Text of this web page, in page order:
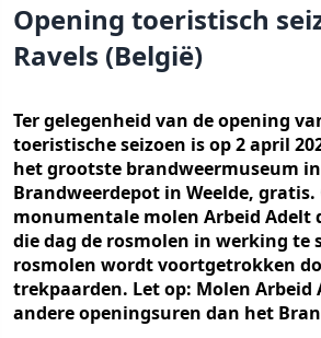
Opening toeristisch
Ravels (België)
Ter gelegenheid van de opening
toeristische seizoen is op 2 april
het grootste brandweermuseum
Brandweerdepot in Weelde, gratis.
monumentale molen Arbeid Adelt
die dag de rosmolen in werking te
rosmolen wordt voortgetrokken
trekpaarden. Let op: Molen
andere openingsuren dan het